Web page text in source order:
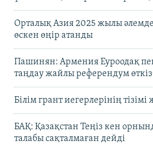
Орталық Азия 2025 жылы
өскен өңір атанды
Пашинян: Армения Еуроодақ
таңдау жайлы референдум
Білім грант иегерлерінің
БАҚ: Қазақстан Теңіз кен
талабы сақталмаған дейді